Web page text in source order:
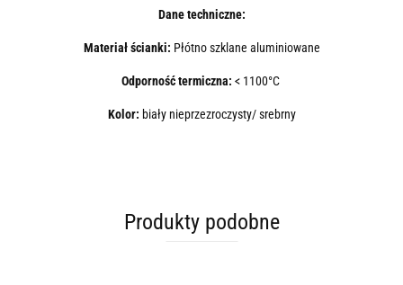
Dane techniczne:
Materiał ścianki: Płótno szklane aluminiowane
Odporność termiczna: < 1100°C
Kolor: biały nieprzezroczysty/ srebrny
Produkty podobne